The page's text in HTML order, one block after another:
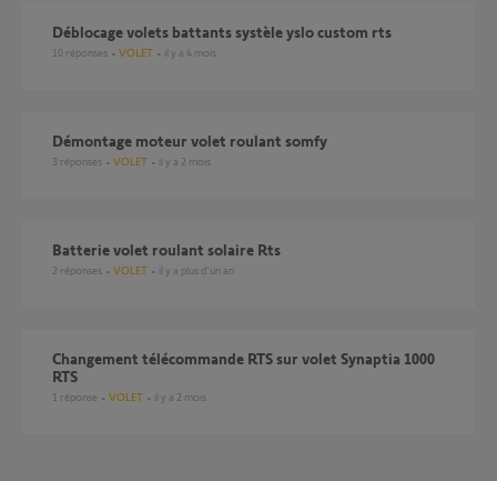
Déblocage volets battants systèle yslo custom rts
10 réponses VOLET il y a 4 mois
Démontage moteur volet roulant somfy
3 réponses VOLET il y a 2 mois
Batterie volet roulant solaire Rts
2 réponses VOLET il y a plus d'un an
Changement télécommande RTS sur volet Synaptia 1000
RTS
1 réponse VOLET il y a 2 mois